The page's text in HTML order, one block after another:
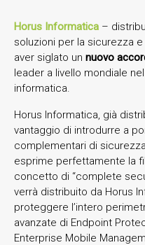
Horus Informatica –
soluzioni per la sicurezza
aver siglato un nuovo
leader a livello mondiale
informatica.
Horus Informatica, già
vantaggio di introdurre a
complementari di
esprime perfettamente la
concetto di “complete
verrà distribuito da Horus
proteggere l’intero
avanzate di Endpoint
Enterprise Mobile